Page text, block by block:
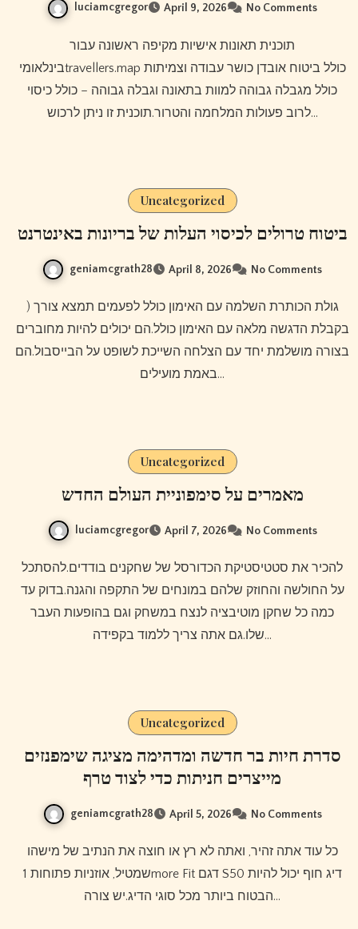
luciamcgregor April 9, 2026 No Comments
תוכנית תאונות אישיות מקיפה ראשונה עבור
בינלאומיtravellers.map כולל ביטוח אובדן כושר עבודה וצמיתות
כולל מגבלה גבוהה למוות בתאונה וגבלה גבוהה – כולל כיסוי
לרוב פעולות המלחמה והטרור.תוכנית זו ניתן לרכוש…
Uncategorized
ביטוח טרולים לכיסוי העלות של בריונות באינטרנט
geniamcgrath28 April 8, 2026 No Comments
) גולת הכותרת השלמה עם האימון כולל לפעמים תמצא צורך
בקבלת הדגשה מלאה עם האימון כולל.הם יכולים להיות מחוברים
בצורה מושלמת יחד עם הצלחה השייכת לשופט על הבייסבול.הם
באמת מועילים…
Uncategorized
מאמרים על סימפוניית העולם החדש
luciamcgregor April 7, 2026 No Comments
להכיר את סטטיסטיקת הכדורסל של שחקנים בודדים.להסתכל
על החולשה והחוזק שלהם במונחים של התקפה והגנה.בדוק עד
כמה כל שחקן מוטיבציה לנצח במשחק וגם בהופעות העבר
שלו.גם אתה צריך ללמוד בקפידה…
Uncategorized
סדרת חיות בר חדשה ומדהימה מציגה שימפנזים
מייצרים חניתות כדי לצוד טרף
geniamcgrath28 April 5, 2026 No Comments
כל עוד אתה זהיר, ואתה לא רץ או חוצה את הנתיב של מישהו
שמטיל, אוזניות פתוחות 1more Fit דגם S50 דיג חוף יכול להיות
הבטוח ביותר מכל סוגי הדיג.יש צורה…